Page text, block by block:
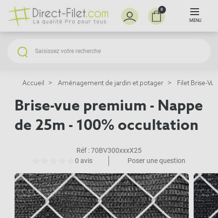
0
MENU
Accueil Aménagement de jardin et potager Filet Brise-Vue
Brise-vue premium - Nappe
de 25m - 100% occultation
Réf :70BV300xxxX25
0 avis
Poser une question